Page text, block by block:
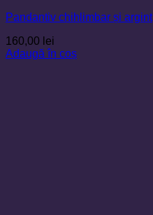
Pandantiv chihlimbar și argint
160,00 lei
Adaugă în coș